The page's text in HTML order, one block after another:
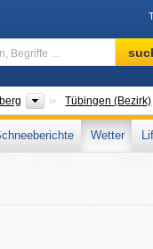
…
suchen
Bundesländer
Tübingen (Bezirk)
Wetter